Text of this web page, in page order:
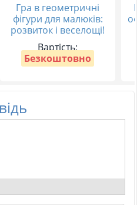
Гра в геометричні
фігури для малюків:
розвиток і веселощі!
Вартість:
Безкоштовно